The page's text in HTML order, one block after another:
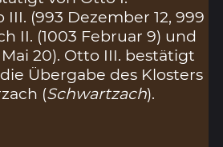
(993 Dezember 12, 999
II. (1003 Februar 9) und
Mai 20). Otto III. bestätigt
Übergabe des Klosters
(Schwartzach).